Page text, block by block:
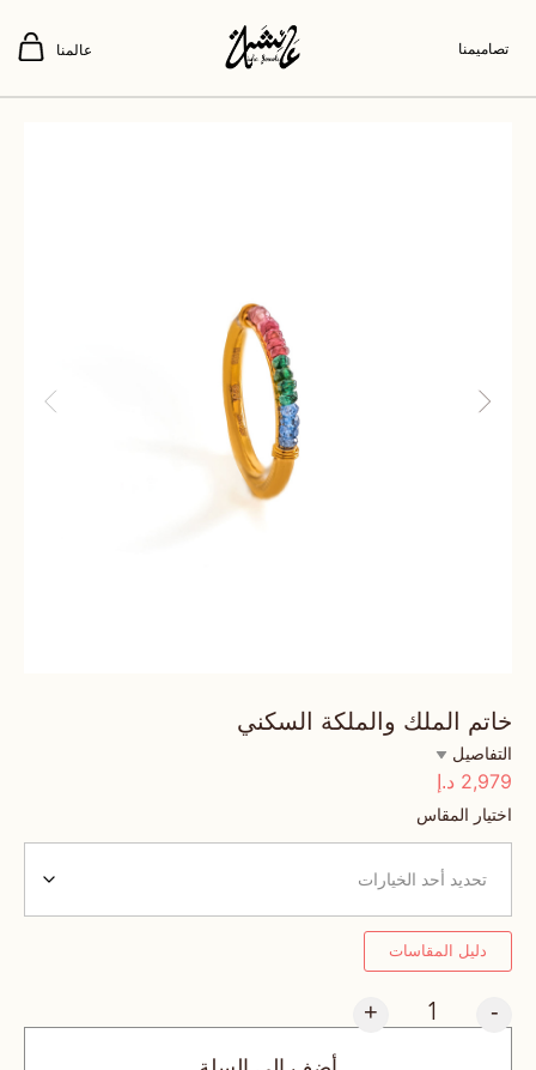
تصاميمنا عالمنا
خاتم الملك والملكة السكني
التفاصيل
2,979 د.إ
اختيار المقاس
دليل المقاسات
-
+